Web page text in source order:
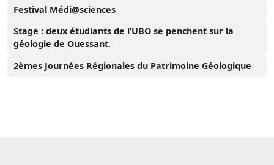
Festival Médi@sciences
Stage : deux étudiants de l’UBO se penchent sur la
géologie de Ouessant.
2èmes Journées Régionales du Patrimoine Géologique